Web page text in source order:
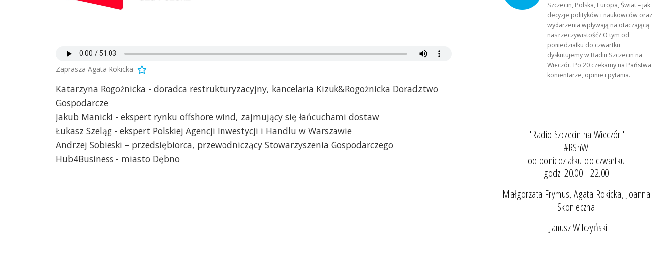
Zaprasza Agata Rokicka
Katarzyna Rogożnicka - doradca restrukturyzacyjny, kancelaria Kizuk&Rogożnicka Doradztwo
Gospodarcze
Jakub Manicki - ekspert rynku offshore wind, zajmujący się łańcuchami dostaw
Łukasz Szeląg - ekspert Polskiej Agencji Inwestycji i Handlu w Warszawie
Andrzej Sobieski – przedsiębiorca, przewodniczący Stowarzyszenia Gospodarczego
Hub4Business - miasto Dębno
Szczecin, Polska, Europa, Świat – jak
decyzje polityków i naukowców oraz
wydarzenia wpływają na otaczającą
nas rzeczywistość? O tym od
poniedziałku do czwartku
dyskutujemy w Radiu Szczecin na
Wieczór. Po 20 czekamy na Państwa
komentarze, opinie i pytania.
"Radio Szczecin na Wieczór"
#RSnW
od poniedziałku do czwartku
godz. 20.00 - 22.00
Małgorzata Frymus, Agata Rokicka, Joanna
Skonieczna
i Janusz Wilczyński